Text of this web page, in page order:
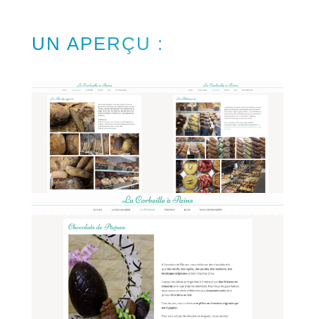
UN APERÇU :